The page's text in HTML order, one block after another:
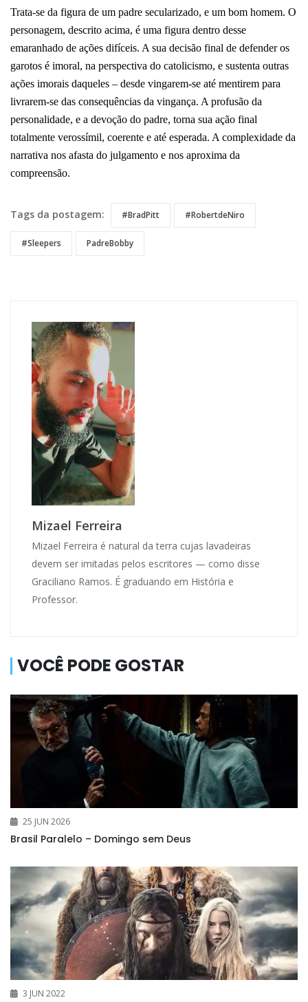
Trata-se da figura de um padre secularizado, e um bom homem. O
personagem, descrito acima, é uma figura dentro desse
emaranhado de ações difíceis. A sua decisão final de defender os
garotos é imoral, na perspectiva do catolicismo, e sustenta outras
ações imorais daqueles – desde vingarem-se até mentirem para
livrarem-se das consequências da vingança. A profusão da
personalidade, e a devoção do padre, torna sua ação final
totalmente verossímil, coerente e até esperada. A complexidade da
narrativa nos afasta do julgamento e nos aproxima da
compreensão.
Tags da postagem: #BradPitt #RobertdeNiro
#Sleepers PadreBobby
Mizael Ferreira
Mizael Ferreira é natural da terra cujas lavadeiras
devem ser imitadas pelos escritores — como disse
Graciliano Ramos. É graduando em História e
Professor.
VOCÊ PODE GOSTAR
25 JUN 2026
Brasil Paralelo – Domingo sem Deus
3 JUN 2022